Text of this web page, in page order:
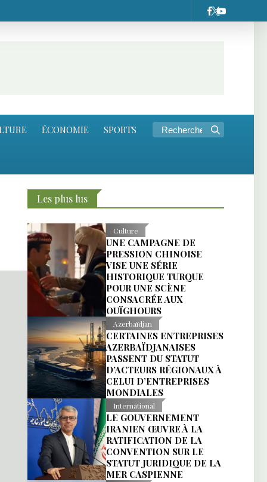
ÉCONOMIE SPORTS
Les plus lus
Culture
UNE CAMPAGNE DE
PRESSION CHINOISE
VISE UNE SÉRIE
HISTORIQUE TURQUE
POUR UNE SCÈNE
CONSACRÉE AUX
OUÏGHOURS
Azerbaïdjan
CERTAINES ENTREPRISES
AZERBAÏDJANAISES
PASSENT DU STATUT
D’ACTEURS RÉGIONAUX À
CELUI D’ENTREPRISES
MONDIALES
International
LE GOUVERNEMENT
IRANIEN ŒUVRE À LA
RATIFICATION DE LA
CONVENTION SUR LE
STATUT JURIDIQUE DE LA
MER CASPIENNE